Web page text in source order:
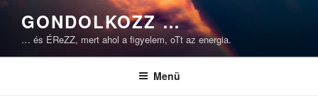
Tartalomhoz
GONDOLKOZZ …
… és ÉReZZ, mert ahol a figyelem, oTt az energia.
Menü